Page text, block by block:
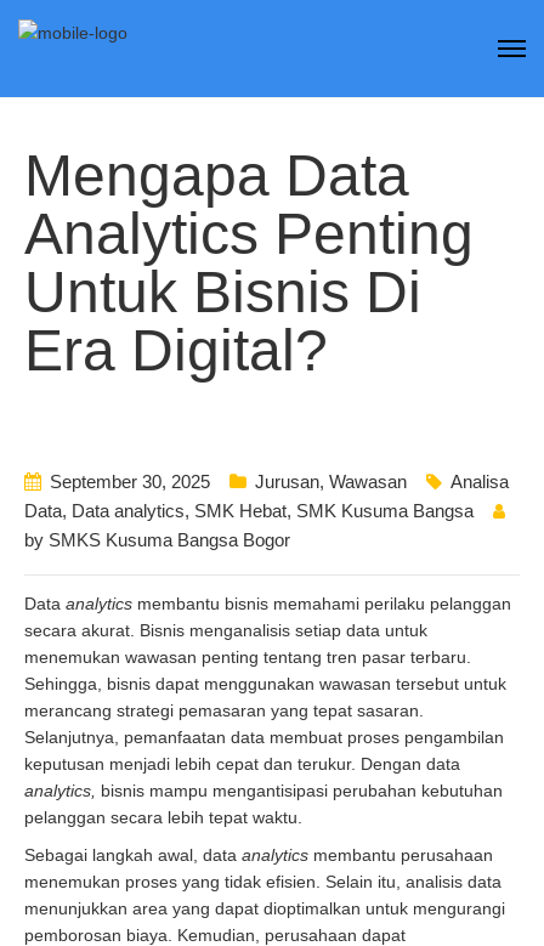
Mengapa Data
Analytics Penting
Untuk Bisnis Di
Era Digital?
September 30, 2025 Jurusan, Wawasan
Analisa
Data, Data analytics, SMK Hebat, SMK Kusuma Bangsa
by SMKS Kusuma Bangsa Bogor
Data analytics membantu bisnis memahami perilaku pelanggan
secara akurat. Bisnis menganalisis setiap data untuk
menemukan wawasan penting tentang tren pasar terbaru.
Sehingga, bisnis dapat menggunakan wawasan tersebut untuk
merancang strategi pemasaran yang tepat sasaran.
Selanjutnya, pemanfaatan data membuat proses pengambilan
keputusan menjadi lebih cepat dan terukur. Dengan data
analytics, bisnis mampu mengantisipasi perubahan kebutuhan
pelanggan secara lebih tepat waktu.
Sebagai langkah awal, data analytics membantu perusahaan
menemukan proses yang tidak efisien. Selain itu, analisis data
menunjukkan area yang dapat dioptimalkan untuk mengurangi
pemborosan biaya. Kemudian, perusahaan dapat